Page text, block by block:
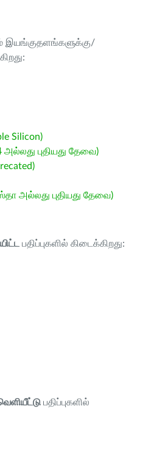
இயங்குதளங்களுக்கு/
Silicon)
அல்லது புதியது தேவை)
அல்லது புதியது தேவை)
பதிப்புகளில் கிடைக்கிறது:
பதிப்புகளில்